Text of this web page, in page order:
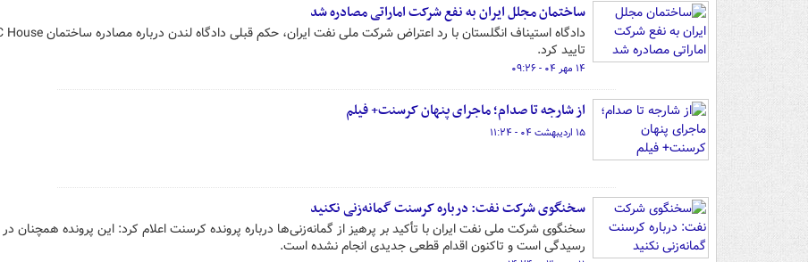
ساختمان مجلل ایران به نفع شرکت اماراتی مصادره شد
تایید کرد.
۱۴ مهر ۰۴ - ۰۹:۲۶
از شارجه تا صدام؛ ماجرای پنهان کرسنت+ فیلم
۱۵ اردیبهشت ۰۴ - ۱۱:۲۴
سخنگوی شرکت نفت: درباره کرسنت گمانه‌زنی نکنید
سخنگوی شرکت ملی نفت ایران با تأکید بر پرهیز از گمانه‌زنی‌ها درباره پرونده کرسنت اعلام کرد: این پرونده همچنان
رسیدگی است و تاکنون اقدام قطعی جدیدی انجام نشده است.